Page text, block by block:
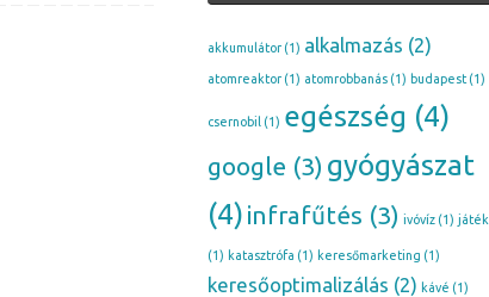
akkumulátor (1) alkalmazás (2)
atomreaktor (1) atomrobbanás (1) budapest (1)
csernobil (1) egészség (4)
google (3) gyógyászat
(4) infrafűtés (3) ivóvíz (1) játék
(1) katasztrófa (1) keresőmarketing (1)
keresőoptimalizálás (2) kávé (1)